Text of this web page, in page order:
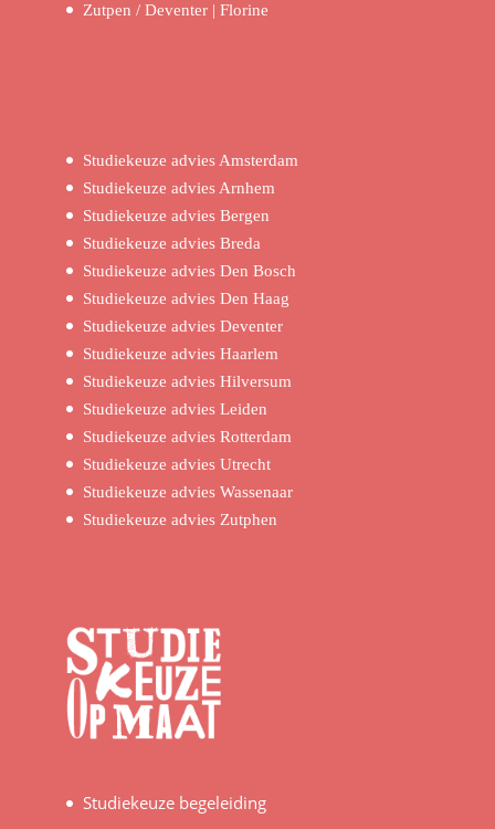
Zutpen / Deventer | Florine
Studiekeuze advies Amsterdam
Studiekeuze advies Arnhem
Studiekeuze advies Bergen
Studiekeuze advies Breda
Studiekeuze advies Den Bosch
Studiekeuze advies Den Haag
Studiekeuze advies Deventer
Studiekeuze advies Haarlem
Studiekeuze advies Hilversum
Studiekeuze advies Leiden
Studiekeuze advies Rotterdam
Studiekeuze advies Utrecht
Studiekeuze advies Wassenaar
Studiekeuze advies Zutphen
Studiekeuze begeleiding